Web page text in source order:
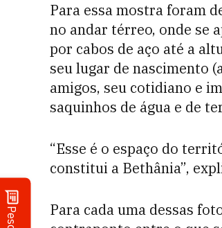
Para essa mostra foram
no andar térreo, onde se
por cabos de aço até a
seu lugar de nascimento
amigos, seu cotidiano e
saquinhos de água e de
“Esse é o espaço do
constitui a Bethânia”,
Para cada uma dessas